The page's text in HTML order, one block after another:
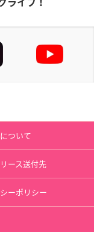
ライフ！
ついて
ース送付先
ーポリシー